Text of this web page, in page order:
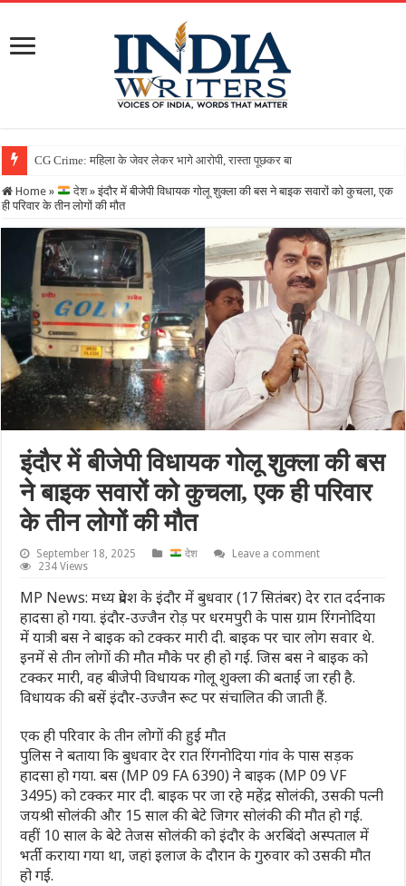
Home » देश » इंदौर में बीजेपी विधायक गोलू शुक्ला की बस ने बाइक सवारों को कुचला, एक
ही परिवार के तीन लोगों की मौत
इंदौर में बीजेपी विधायक गोलू शुक्ला की बस
ने बाइक सवारों को कुचला, एक ही परिवार
के तीन लोगों की मौत
September 18, 2025 देश
Leave a comment
234 Views
MP News: मध्य प्रदेश के इंदौर में बुधवार (17 सितंबर) देर रात दर्दनाक
हादसा हो गया. इंदौर-उज्जैन रोड़ पर धरमपुरी के पास ग्राम रिंगनोदिया
में यात्री बस ने बाइक को टक्कर मारी दी. बाइक पर चार लोग सवार थे.
इनमें से तीन लोगों की मौत मौके पर ही हो गई. जिस बस ने बाइक को
टक्कर मारी, वह बीजेपी विधायक गोलू शुक्ला की बताई जा रही है.
विधायक की बसें इंदौर-उज्जैन रूट पर संचालित की जाती हैं.
एक ही परिवार के तीन लोगों की हुई मौत
पुलिस ने बताया कि बुधवार देर रात रिंगनोदिया गांव के पास सड़क
हादसा हो गया. बस (MP 09 FA 6390) ने बाइक (MP 09 VF
3495) को टक्कर मार दी. बाइक पर जा रहे महेंद्र सोलंकी, उसकी पत्नी
जयश्री सोलंकी और 15 साल की बेटे जिगर सोलंकी की मौत हो गई.
वहीं 10 साल के बेटे तेजस सोलंकी को इंदौर के अरबिंदो अस्पताल में
भर्ती कराया गया था, जहां इलाज के दौरान के गुरुवार को उसकी मौत
हो गई.